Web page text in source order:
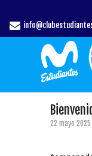
22 mayo 2025